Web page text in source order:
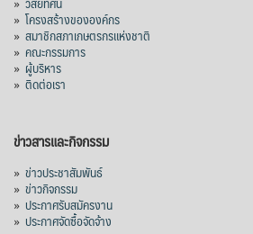
» โครงสร้างขององค์กร
» สมาชิกสภาเกษตรกรแห่งชาติ
» คณะกรรมการ
» ผู้บริหาร
» ติดต่อเรา
ข่าวสารและกิจกรรม
» ข่าวประชาสัมพันธ์
» ข่าวกิจกรรม
» ประกาศรับสมัครงาน
» ประกาศจัดซื้อจัดจ้าง